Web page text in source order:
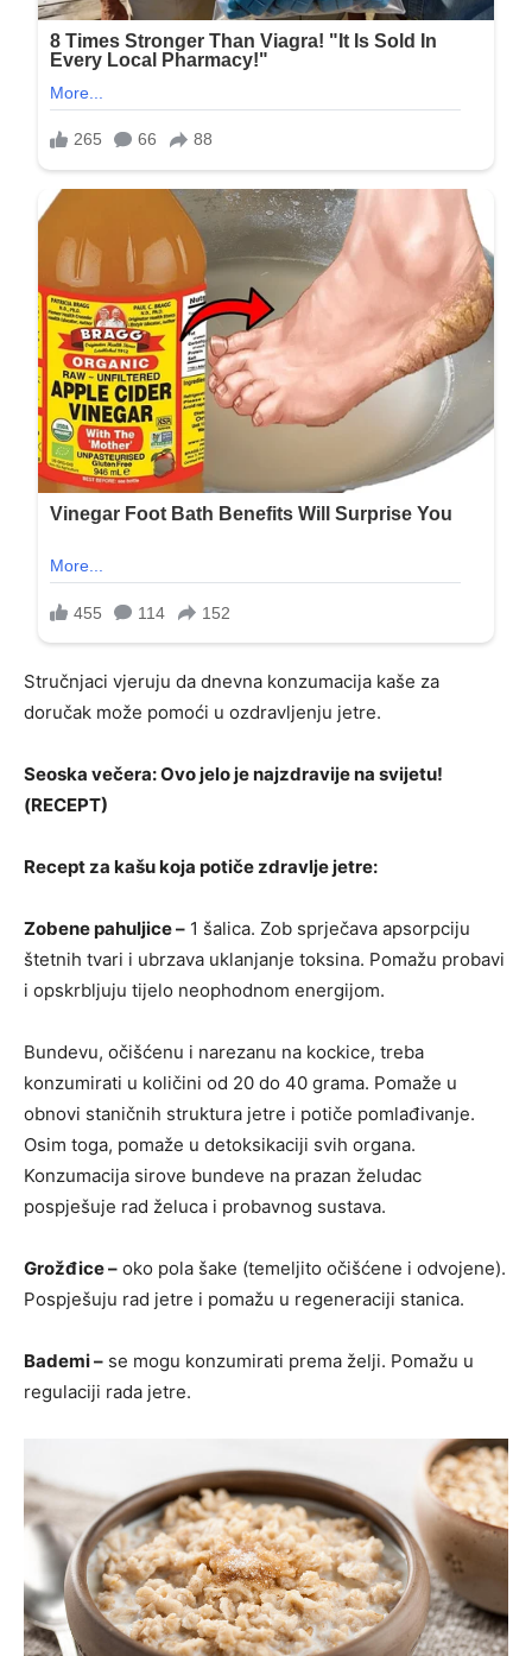
Stručnjaci vjeruju da dnevna konzumacija kaše za
doručak može pomoći u ozdravljenju jetre.
Seoska večera: Ovo jelo je najzdravije na svijetu!
(RECEPT)
Recept za kašu koja potiče zdravlje jetre:
Zobene pahuljice – 1 šalica. Zob sprječava apsorpciju
štetnih tvari i ubrzava uklanjanje toksina. Pomažu probavi
i opskrbljuju tijelo neophodnom energijom.
Bundevu, očišćenu i narezanu na kockice, treba
konzumirati u količini od 20 do 40 grama. Pomaže u
obnovi staničnih struktura jetre i potiče pomlađivanje.
Osim toga, pomaže u detoksikaciji svih organa.
Konzumacija sirove bundeve na prazan želudac
pospješuje rad želuca i probavnog sustava.
Grožđice – oko pola šake (temeljito očišćene i odvojene).
Pospješuju rad jetre i pomažu u regeneraciji stanica.
Bademi – se mogu konzumirati prema želji. Pomažu u
regulaciji rada jetre.